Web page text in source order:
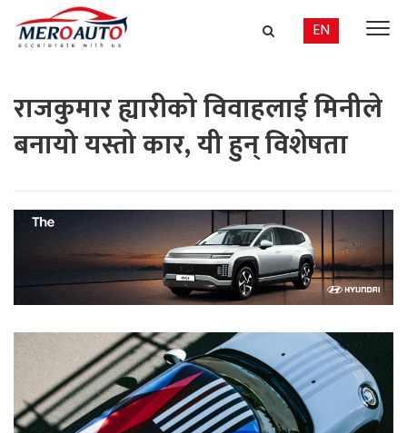
EN
राजकुमार ह्यारीको विवाहलाई मिनीले
बनायो यस्तो कार, यी हुन् विशेषता